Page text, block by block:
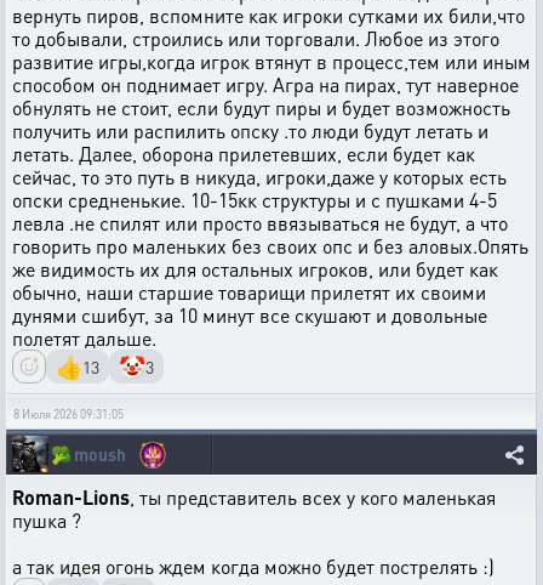
вернуть пиров, вспомните как игроки сутками их били,что
то добывали, строились или торговали. Любое из этого
развитие игры,когда игрок втянут в процесс,тем или иным
способом он поднимает игру. Агра на пирах, тут наверное
обнулять не стоит, если будут пиры и будет возможность
получить или распилить опску .то люди будут летать и
летать. Далее, оборона прилетевших, если будет как
сейчас, то это путь в никуда, игроки,даже у которых есть
опски средненькие. 10-15кк структуры и с пушками 4-5
левла .не спилят или просто ввязываться не будут, а что
говорить про маленьких без своих опс и без аловых.Опять
же видимость их для остальных игроков, или будет как
обычно, наши старшие товарищи прилетят их своими
дунями сшибут, за 10 минут все скушают и довольные
полетят дальше.
👍13 🤡3
8 Июля 2026 09:31:05
🥦moush
Roman-Lions, ты представитель всех у кого маленькая
пушка ?
а так идея огонь ждем когда можно будет пострелять :)